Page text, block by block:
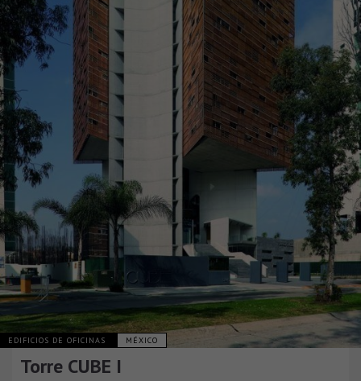
EDIFICIOS DE OFICINAS MÉXICO
Torre CUBE I